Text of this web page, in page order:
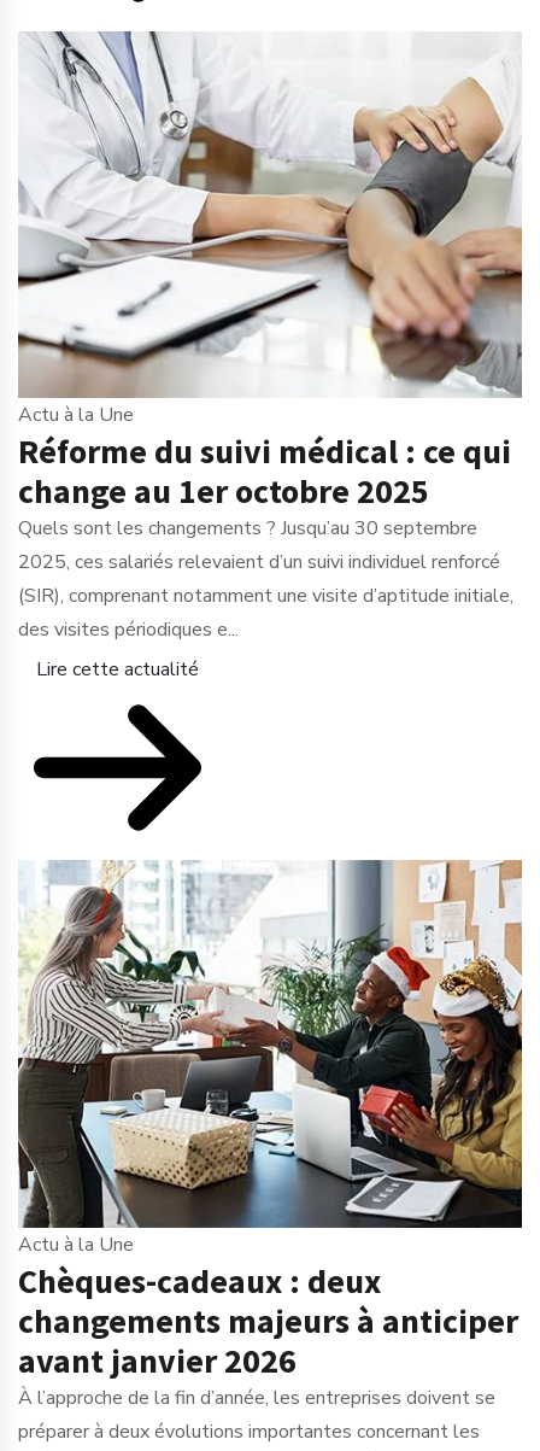
Actu à la Une
Réforme du suivi médical : ce qui
change au 1er octobre 2025
Quels sont les changements ? Jusqu’au 30 septembre
2025, ces salariés relevaient d’un suivi individuel renforcé
(SIR), comprenant notamment une visite d’aptitude initiale,
des visites périodiques e...
Lire cette actualité
Actu à la Une
Chèques-cadeaux : deux
changements majeurs à anticiper
avant janvier 2026
À l’approche de la fin d’année, les entreprises doivent se
préparer à deux évolutions importantes concernant les